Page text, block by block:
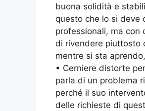
buona solidità e
questo che lo si deve
professionali, ma con
di rivendere piuttosto
mentre si sta
• Cerniere distorte
parla di un problema
perché il suo
delle richieste di